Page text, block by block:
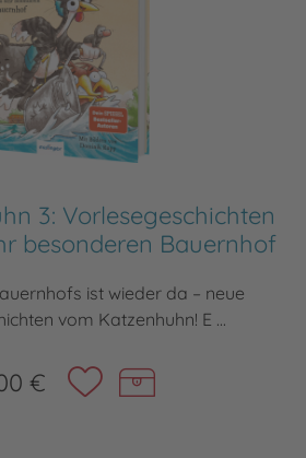
3: Vorlesegeschichten
besonderen Bauernhof
ist wieder da – neue
vom Katzenhuhn! E ...
€